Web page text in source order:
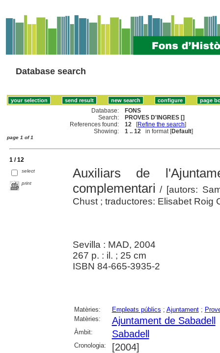
Database search
Database:
FONS
Search:
PROVES D'INGRES []
References found:
12 [Refine the search]
Showing:
1 .. 12 in format [Default]
page 1 of 1
1 / 12
select
print
Auxiliars de
complementari / [autors:
Chust ; traductores: Elisabet Roig
Sevilla : MAD, 2004
267 p. : il. ; 25 cm
ISBN 84-665-3935-2
Matèries: Empleats públics ; Ajuntament;
Matèries:
Ajuntament de Sabadell
Àmbit: Sabadell
Cronologia: [2004]